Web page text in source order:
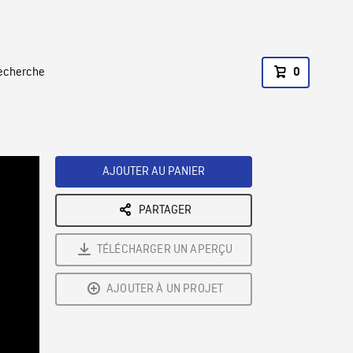
0
AJOUTER AU PANIER
PARTAGER
TÉLÉCHARGER UN APERÇU
AJOUTER À UN PROJET